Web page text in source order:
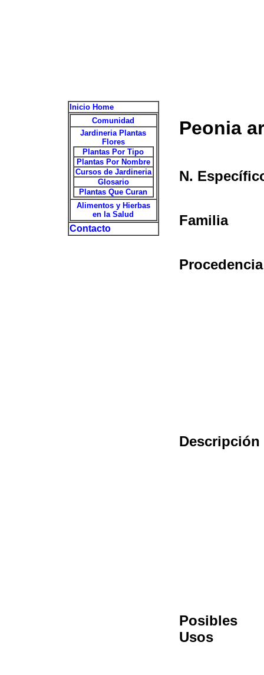
Inicio Home
Comunidad
Jardineria Plantas
Flores
Plantas Por Tipo
Plantas Por Nombre
Cursos de Jardineria
Glosario
Plantas Que Curan
Alimentos y Hierbas
en la Salud
Contacto
Peonia
N.
Familia
Procedencia
Descripción
Posibles
Usos